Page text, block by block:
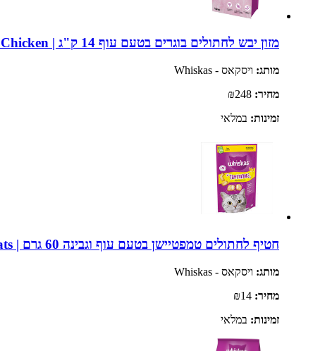
מזון יבש לחתולים בוגרים בטעם עוף 14 ק"ג | Whiskas Adult Chicken
מותג: ויסקאס - Whiskas
מחיר:
זמינות: במלאי
חטיף לחתולים טמפטיישן בטעם עוף וגבינה 60 גרם | Whiskas Temptations Chicken and Cheese Cat Treats
מותג: ויסקאס - Whiskas
מחיר:
זמינות: במלאי